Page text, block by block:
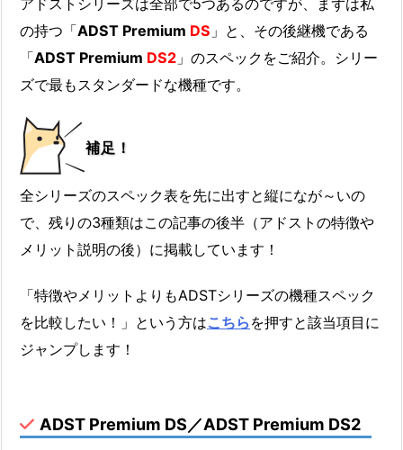
の持つ「ADST Premium DS 」と、その後継機である
「ADST Premium DS2 」のスペックをご紹介。シリー
ズで最もスタンダードな機種です。
補足！
全シリーズのスペック表を先に出すと縦になが～いの
で、残りの3種類はこの記事の後半（アドストの特徴や
メリット説明の後）に掲載しています！
「特徴やメリットよりもADSTシリーズの機種スペック
を比較したい！」という方はこちら を押すと該当項目に
ジャンプします！
ADST Premium DS／ADST Premium DS2